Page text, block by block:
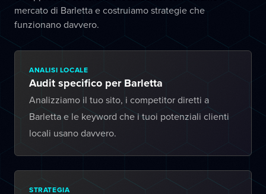
mercato di Barletta e costruiamo strategie che
funzionano davvero.
ANALISI LOCALE
Audit specifico per Barletta
Analizziamo il tuo sito, i competitor diretti a
Barletta e le keyword che i tuoi potenziali clienti
locali usano davvero.
STRATEGIA